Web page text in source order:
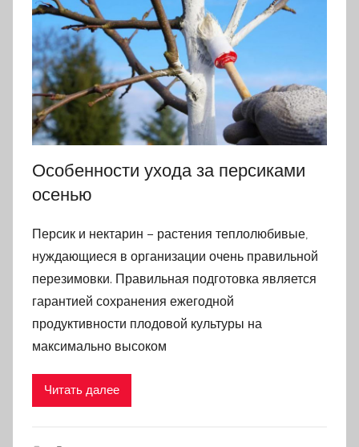
Особенности ухода за персиками
осенью
Персик и нектарин – растения теплолюбивые,
нуждающиеся в организации очень правильной
перезимовки. Правильная подготовка является
гарантией сохранения ежегодной
продуктивности плодовой культуры на
максимально высоком
Читать далее